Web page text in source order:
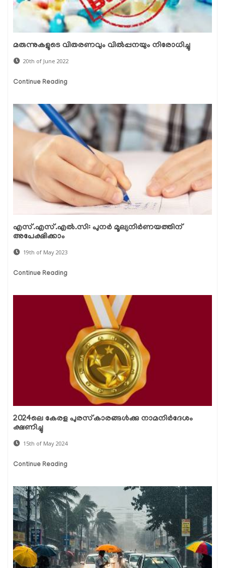
മരുന്നുകളുടെ വിതരണവും വിൽപ്പനയും നിരോധിച്ചു
20th of June 2022
Continue Reading
എസ്.എസ്.എൽ.സി: പുനർ മൂല്യനിർണയത്തിന്
അപേക്ഷിക്കാം
19th of May 2023
Continue Reading
2024ലെ കേരള പുരസ്‌കാരങ്ങള്‍ക്കു നാമനിര്‍ദേശം
ക്ഷണിച്ചു
15th of May 2024
Continue Reading